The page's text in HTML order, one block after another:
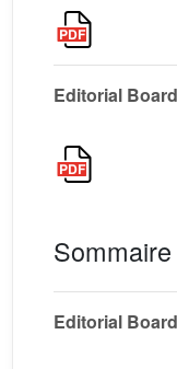
Editorial Board
Editorial Board